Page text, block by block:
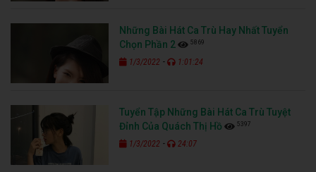
Những Bài Hát Ca Trù Hay Nhất Tuyển
Chọn Phần 2
5869
1/3/2022 - 1:01:24
Tuyển Tập Những Bài Hát Ca Trù Tuyệt
Đỉnh Của Quách Thị Hồ
5397
1/3/2022 - 24:07